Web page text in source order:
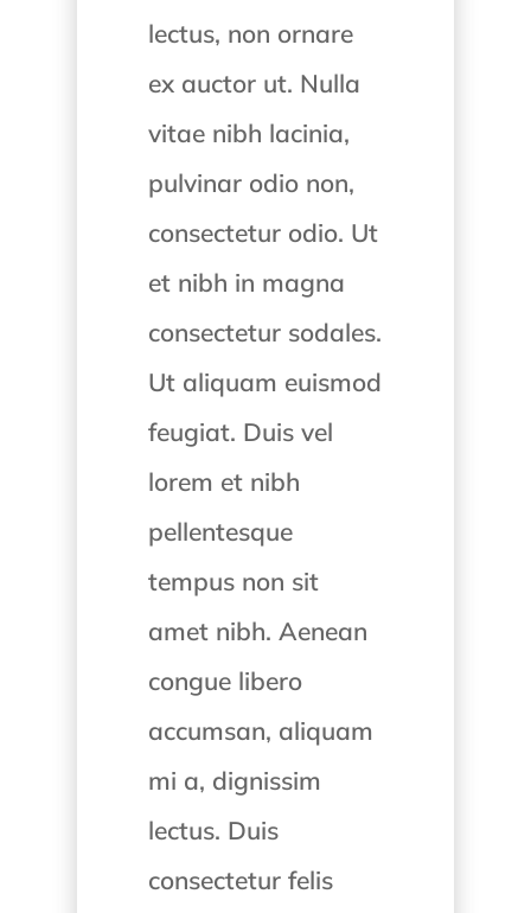
lectus, non ornare
ex auctor ut. Nulla
vitae nibh lacinia,
pulvinar odio non,
consectetur odio. Ut
et nibh in magna
consectetur sodales.
Ut aliquam euismod
feugiat. Duis vel
lorem et nibh
pellentesque
tempus non sit
amet nibh. Aenean
congue libero
accumsan, aliquam
mi a, dignissim
lectus. Duis
consectetur felis